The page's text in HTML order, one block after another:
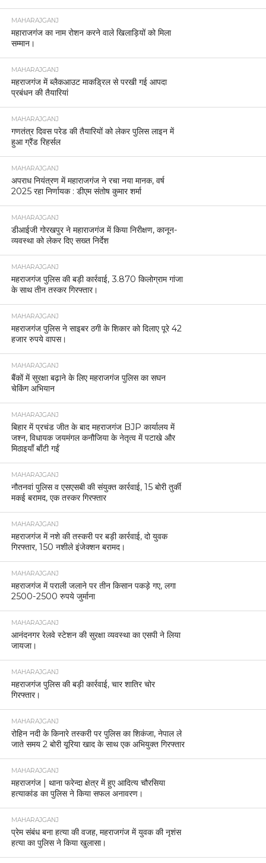
MAHARAJGANJ
महाराजगंज का नाम रोशन करने वाले खिलाड़ियों को मिला
सम्मान।
MAHARAJGANJ
महराजगंज में ब्लैकआउट माकड्रिल से परखी गई आपदा
प्रबंधन की तैयारियां
MAHARAJGANJ
गणतंत्र दिवस परेड की तैयारियों को लेकर पुलिस लाइन में
हुआ ग्रैंड रिहर्सल
MAHARAJGANJ
अपराध नियंत्रण में महाराजगंज ने रचा नया मानक, वर्ष
2025 रहा निर्णायक : डीएम संतोष कुमार शर्मा
MAHARAJGANJ
डीआईजी गोरखपुर ने महाराजगंज में किया निरीक्षण, कानून-
व्यवस्था को लेकर दिए सख्त निर्देश
MAHARAJGANJ
महराजगंज पुलिस की बड़ी कार्रवाई, 3.870 किलोग्राम गांजा
के साथ तीन तस्कर गिरफ्तार।
MAHARAJGANJ
महराजगंज पुलिस ने साइबर ठगी के शिकार को दिलाए पूरे 42
हजार रुपये वापस।
MAHARAJGANJ
बैंकों में सुरक्षा बढ़ाने के लिए महराजगंज पुलिस का सघन
चेकिंग अभियान
MAHARAJGANJ
बिहार में प्रचंड जीत के बाद महराजगंज BJP कार्यालय में
जश्न, विधायक जयमंगल कनौजिया के नेतृत्व में पटाखे और
मिठाइयाँ बाँटी गईं
MAHARAJGANJ
नौतनवां पुलिस व एसएसबी की संयुक्त कार्रवाई, 15 बोरी तुर्की
मकई बरामद, एक तस्कर गिरफ्तार
MAHARAJGANJ
महराजगंज में नशे की तस्करी पर बड़ी कार्रवाई, दो युवक
गिरफ्तार, 150 नशीले इंजेक्शन बरामद।
MAHARAJGANJ
महराजगंज में पराली जलाने पर तीन किसान पकड़े गए, लगा
2500-2500 रुपये जुर्माना
MAHARAJGANJ
आनंदनगर रेलवे स्टेशन की सुरक्षा व्यवस्था का एसपी ने लिया
जायजा।
MAHARAJGANJ
महराजगंज पुलिस की बड़ी कार्रवाई, चार शातिर चोर
गिरफ्तार।
MAHARAJGANJ
रोहिन नदी के किनारे तस्करी पर पुलिस का शिकंजा, नेपाल ले
जाते समय 2 बोरी यूरिया खाद के साथ एक अभियुक्त गिरफ्तार
MAHARAJGANJ
महराजगंज | थाना फरेन्दा क्षेत्र में हुए आदित्य चौरसिया
हत्याकांड का पुलिस ने किया सफल अनावरण।
MAHARAJGANJ
प्रेम संबंध बना हत्या की वजह, महराजगंज में युवक की नृशंस
हत्या का पुलिस ने किया खुलासा।